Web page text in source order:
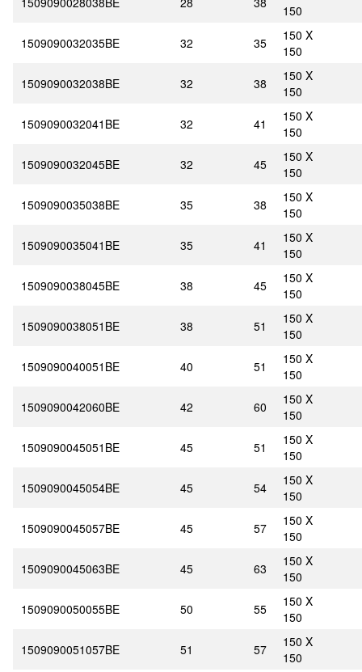
150
1509090032035BE
32 35
150 X
150
1509090032038BE
32 38
150 X
150
1509090032041BE
32 41
150 X
150
1509090032045BE
32 45
150 X
150
1509090035038BE
35 38
150 X
150
1509090035041BE
35 41
150 X
150
1509090038045BE
38 45
150 X
150
1509090038051BE
38 51
150 X
150
1509090040051BE
40 51
150 X
150
1509090042060BE
42 60
150 X
150
1509090045051BE
45 51
150 X
150
1509090045054BE
45 54
150 X
150
1509090045057BE
45 57
150 X
150
1509090045063BE
45 63
150 X
150
1509090050055BE
50 55
150 X
150
1509090051057BE
51 57
150 X
150